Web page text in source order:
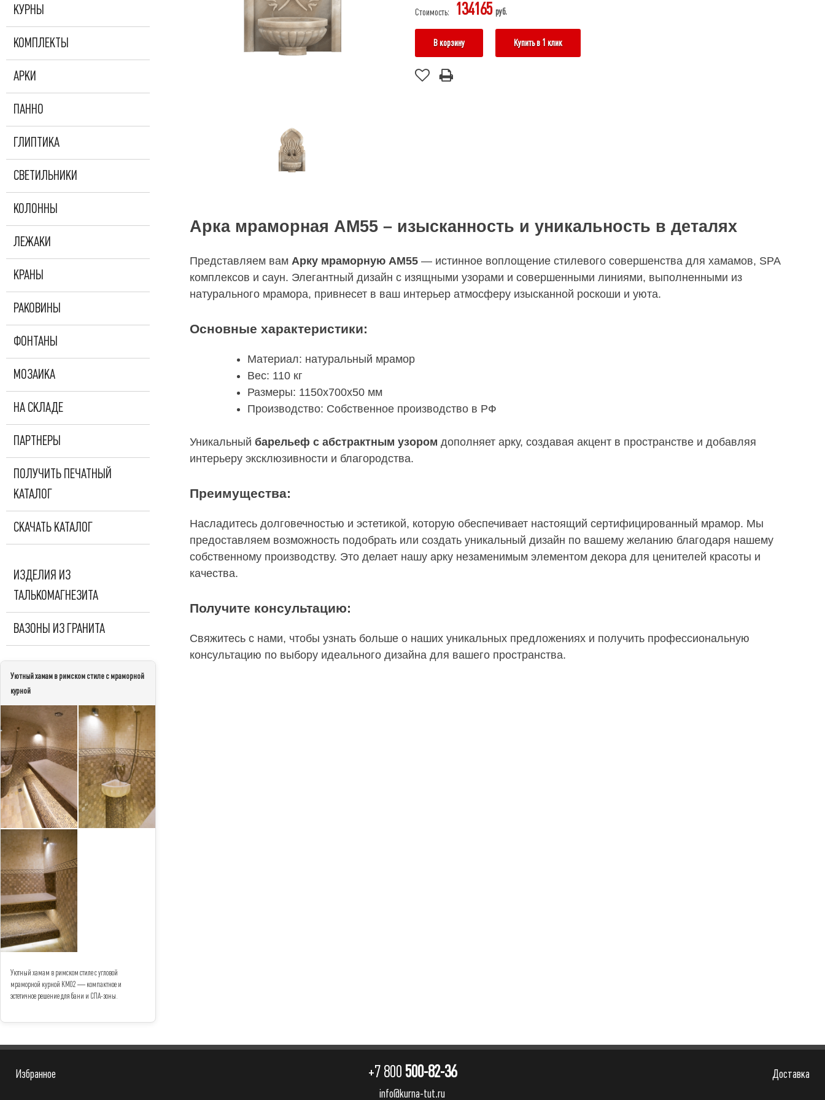
КУРНЫ
КОМПЛЕКТЫ
АРКИ
ПАННО
ГЛИПТИКА
СВЕТИЛЬНИКИ
КОЛОННЫ
ЛЕЖАКИ
КРАНЫ
РАКОВИНЫ
ФОНТАНЫ
МОЗАИКА
НА СКЛАДЕ
ПАРТНЕРЫ
ПОЛУЧИТЬ ПЕЧАТНЫЙ
КАТАЛОГ
СКАЧАТЬ КАТАЛОГ
ИЗДЕЛИЯ ИЗ
ТАЛЬКОМАГНЕЗИТА
ВАЗОНЫ ИЗ ГРАНИТА
Уютный хамам в римском стиле с мраморной
курной
Уютный хамам в римском стиле с угловой
мраморной курной КМ02 — компактное и
эстетичное решение для бани и СПА-зоны.
Стоимость: 134165 руб.
В корзину Купить в 1 клик
Арка мраморная АМ55 – изысканность и уникальность в деталях
Представляем вам Арку мраморную АМ55— истинное воплощение стилевого совершенства для хамамов, SPA
комплексов и саун. Элегантный дизайн с изящными узорами и совершенными линиями, выполненными из
натурального мрамора, привнесет в ваш интерьер атмосферу изысканной роскоши и уюта.
Основные характеристики:
Материал: натуральный мрамор
Вес: 110 кг
Размеры: 1150x700x50 мм
Производство: Собственное производство в РФ
Уникальный барельеф с абстрактным узором дополняет арку, создавая акцент в пространстве и добавляя
интерьеру эксклюзивности и благородства.
Преимущества:
Насладитесь долговечностью и эстетикой, которую обеспечивает настоящий сертифицированный мрамор. Мы
предоставляем возможность подобрать или создать уникальный дизайн по вашему желанию благодаря нашему
собственному производству. Это делает нашу арку незаменимым элементом декора для ценителей красоты и
качества.
Получите консультацию:
Свяжитесь с нами, чтобы узнать больше о наших уникальных предложениях и получить профессиональную
консультацию по выбору идеального дизайна для вашего пространства.
Избранное +7 800 500-82-36
info@kurna-tut.ru
Доставка